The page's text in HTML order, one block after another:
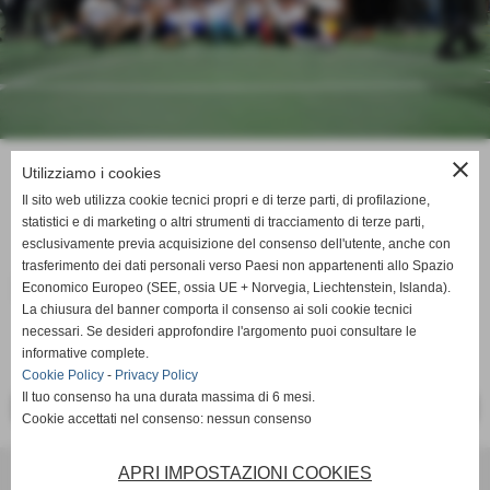
gli atleti
Home>gli atleti
Menna Alessio
Associazione Sportiva Dilettantistica Pallavolo Cinecittà
close
Utilizziamo i cookies
Il sito web utilizza cookie tecnici propri e di terze parti, di profilazione,
statistici e di marketing o altri strumenti di tracciamento di terze parti,
esclusivamente previa acquisizione del consenso dell'utente, anche con
trasferimento dei dati personali verso Paesi non appartenenti allo Spazio
Economico Europeo (SEE, ossia UE + Norvegia, Liechtenstein, Islanda).
La chiusura del banner comporta il consenso ai soli cookie tecnici
necessari. Se desideri approfondire l'argomento puoi consultare le
informative complete.
Cookie Policy - Privacy Policy
Il tuo consenso ha una durata massima di 6 mesi.
Cookie accettati nel consenso: nessun consenso
APRI IMPOSTAZIONI COOKIES